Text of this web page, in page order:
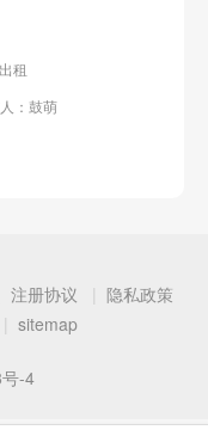
租
： 鼓萌
注册协议
隐私政策
sitemap
-4